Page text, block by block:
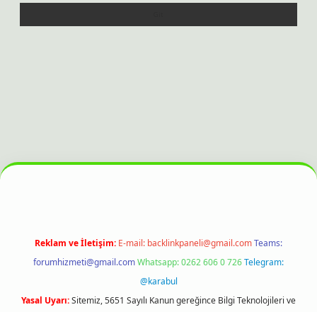
Reklam ve İletişim: E-mail: backlinkpaneli@gmail.comTeams:
forumhizmeti@gmail.comWhatsapp: 0262 606 0 726Telegram:
@karabul
Yasal Uyarı:Sitemiz, 5651 Sayılı Kanun gereğince Bilgi Teknolojileri ve